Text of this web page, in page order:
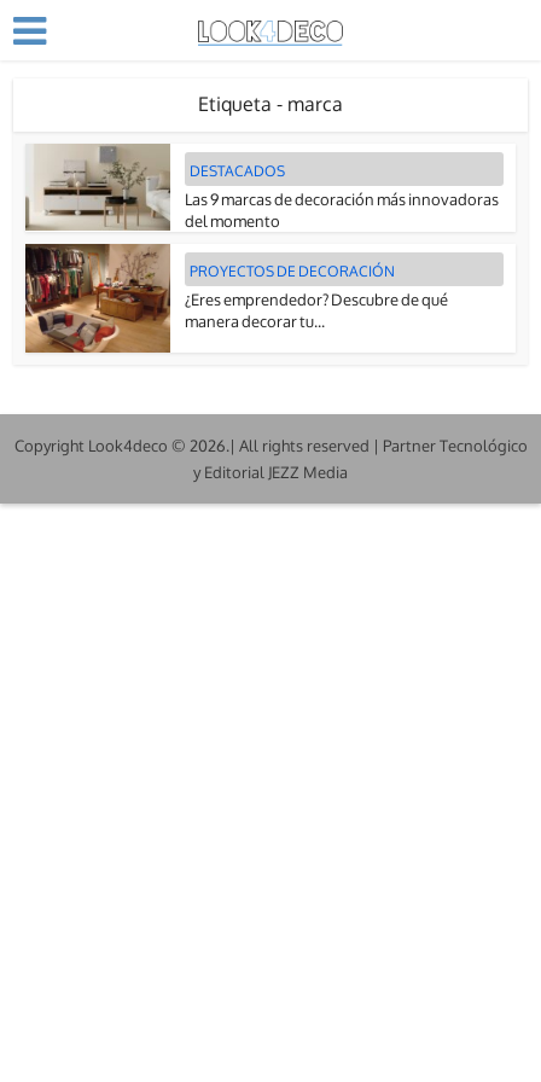
Etiqueta - marca
DESTACADOS
Las 9 marcas de decoración más innovadoras
del momento
PROYECTOS DE DECORACIÓN
¿Eres emprendedor? Descubre de qué
manera decorar tu...
Copyright Look4deco © 2026.| All rights reserved | Partner Tecnológico
y Editorial JEZZ Media